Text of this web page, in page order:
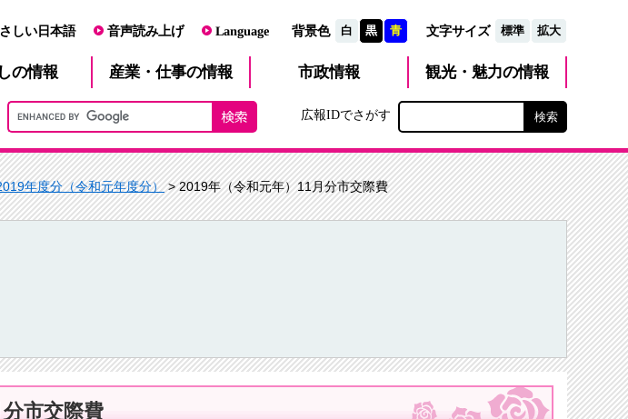
しい日本語 音声読み上げ Language 背景色 白 黒 青 文字サイズ 標準 拡大
の情報 産業・仕事の情報 市政情報 観光・魅力の情報
広報IDでさがす
年度分（令和元年度分）> 2019年（令和元年）11月分市交際費
市交際費